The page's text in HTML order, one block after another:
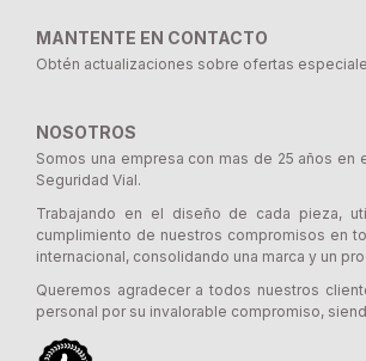
MANTENTE EN CONTACTO
Obtén actualizaciones sobre ofertas
NOSOTROS
Somos una empresa con mas de 25 años
Seguridad Vial.
Trabajando en el diseño de cada pieza,
cumplimiento de nuestros compromisos en
internacional, consolidando una marca y un
Queremos agradecer a todos nuestros
personal por su invalorable compromiso,